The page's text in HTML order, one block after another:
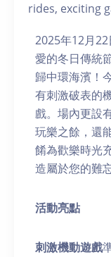
rides, exciting
2025年12月
愛的冬日傳統
歸中環海濱！
有刺激破表的
戲。場內更設
玩樂之餘，還
餚為歡樂時光
造屬於您的難
活動亮點
刺激機動遊戲